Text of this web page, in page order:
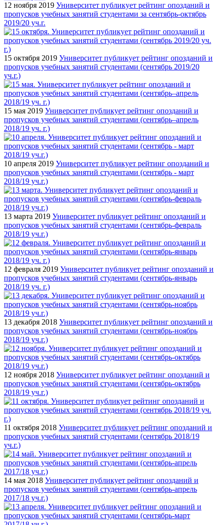
12 ноября 2019 Университет публикует рейтинг опозданий и
пропусков учебных занятий студентами за сентябрь-октябрь
2019/20 уч.г.
15 октября 2019 Университет публикует рейтинг опозданий и
пропусков учебных занятий студентами (сентябрь 2019/20
уч.г.)
15 мая 2019 Университет публикует рейтинг опозданий и
пропусков учебных занятий студентами (сентябрь–апрель
2018/19 уч. г.)
10 апреля 2019 Университет публикует рейтинг опозданий и
пропусков учебных занятий студентами (сентябрь - март
2018/19 уч.г.)
13 марта 2019 Университет публикует рейтинг опозданий и
пропусков учебных занятий студентами (сентябрь-февраль
2018/19 уч.г.)
12 февраля 2019 Университет публикует рейтинг опозданий и
пропусков учебных занятий студентами (сентябрь-январь
2018/19 уч. г.)
13 декабря 2018 Университет публикует рейтинг опозданий и
пропусков учебных занятий студентами (сентябрь-ноябрь
2018/19 уч.г.)
12 ноября 2018 Университет публикует рейтинг опозданий и
пропусков учебных занятий студентами (сентябрь-октябрь
2018/19 уч.г.)
11 октября 2018 Университет публикует рейтинг опозданий и
пропусков учебных занятий студентами (сентябрь 2018/19
уч.г.)
14 мая 2018 Университет публикует рейтинг опозданий и
пропусков учебных занятий студентами (сентябрь-апрель
2017/18 уч.г.)